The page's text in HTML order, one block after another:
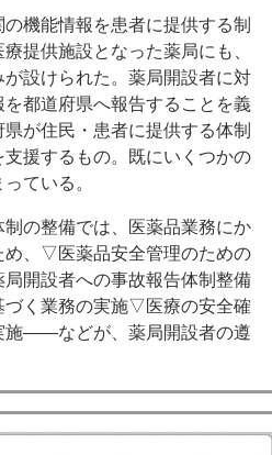
機能情報を患者に提供する制
提供施設となった薬局にも、
設けられた。薬局開設者に対
都道府県へ報告することを義
が住民・患者に提供する体制
援するもの。既にいくつかの
ている。
の整備では、医薬品業務にか
め、▽医薬品安全管理のための
開設者への事故報告体制整備
く業務の実施▽医療の安全確
施――などが、薬局開設者の遵